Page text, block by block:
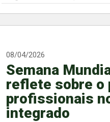
08/04/2026
Semana
reflete sobre o
profissionais
integrado